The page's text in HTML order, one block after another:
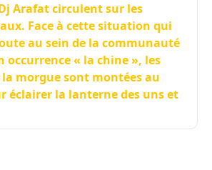
Arafat circulent sur les
Face à cette situation qui
au sein de la communauté
occurrence « la chine », les
morgue sont montées au
éclairer la lanterne des uns et